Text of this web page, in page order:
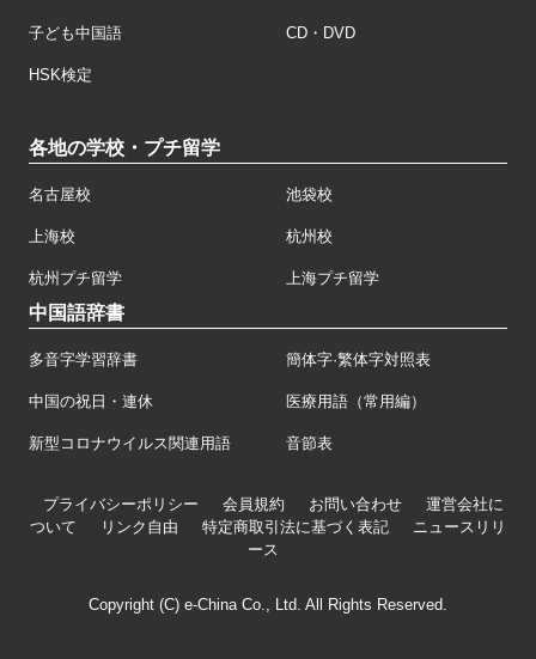
子ども中国語 CD・DVD
HSK検定
各地の学校・プチ留学
名古屋校 池袋校
上海校 杭州校
杭州プチ留学 上海プチ留学
中国語辞書
多音字学習辞書 簡体字·繁体字対照表
中国の祝日・連休 医療用語（常用編）
新型コロナウイルス関連用語 音節表
プライバシーポリシー 会員規約 お問い合わせ
運営会社に
ついて
リンク自由 特定商取引法に基づく表記
ニュースリリ
ース
Copyright (C) e-China Co., Ltd. All Rights Reserved.